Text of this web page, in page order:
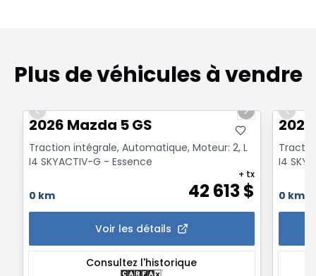
Plus de véhicules à vendre
Previous slide
Next slide
2026 Mazda 5 GS
Traction intégrale, Automatique, Moteur: 2, L
I4 SKYACTIV-G - Essence
0 km 42 613$
+ tx
Voir les détails
Consultez l'historique
I4
0 km